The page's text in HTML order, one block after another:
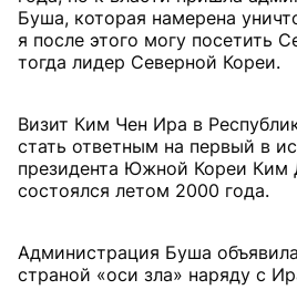
Буша, которая намерена
я после этого могу посетить
тогда лидер Северной Кореи.
Визит Ким Чен Ира в
стать ответным на первый в
президента Южной Кореи Ким
состоялся летом 2000 года.
Администрация Буша
страной «оси зла» наряду с